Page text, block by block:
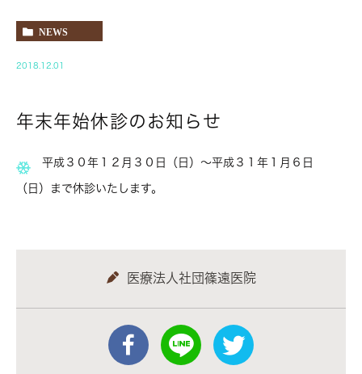
NEWS
2018.12.01
年末年始休診のお知らせ
平成３０年１２月３０日（日）〜平成３１年１月６日
（日）まで休診いたします。
医療法人社団篠遠医院